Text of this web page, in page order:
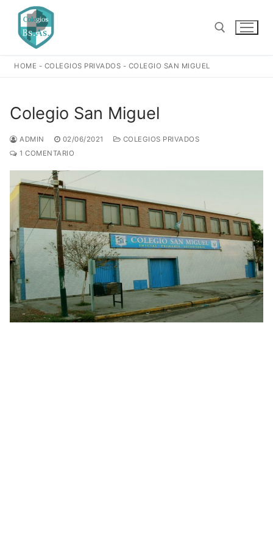
contenido
HOME - COLEGIOS PRIVADOS - COLEGIO SAN MIGUEL
Colegio San Miguel
ADMIN 02/06/2021
COLEGIOS PRIVADOS
1 COMENTARIO